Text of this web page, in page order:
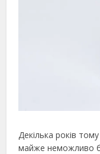
Декілька років
майже неможливо